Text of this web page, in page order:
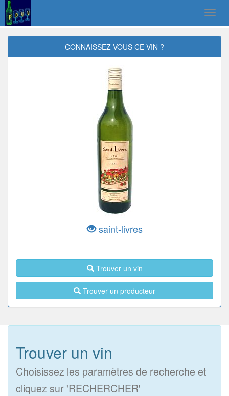
CONNAISSEZ-VOUS CE VIN ?
saint-livres
Trouver un vin
Trouver un producteur
Trouver un vin
Choisissez les paramètres de recherche et
cliquez sur 'RECHERCHER'